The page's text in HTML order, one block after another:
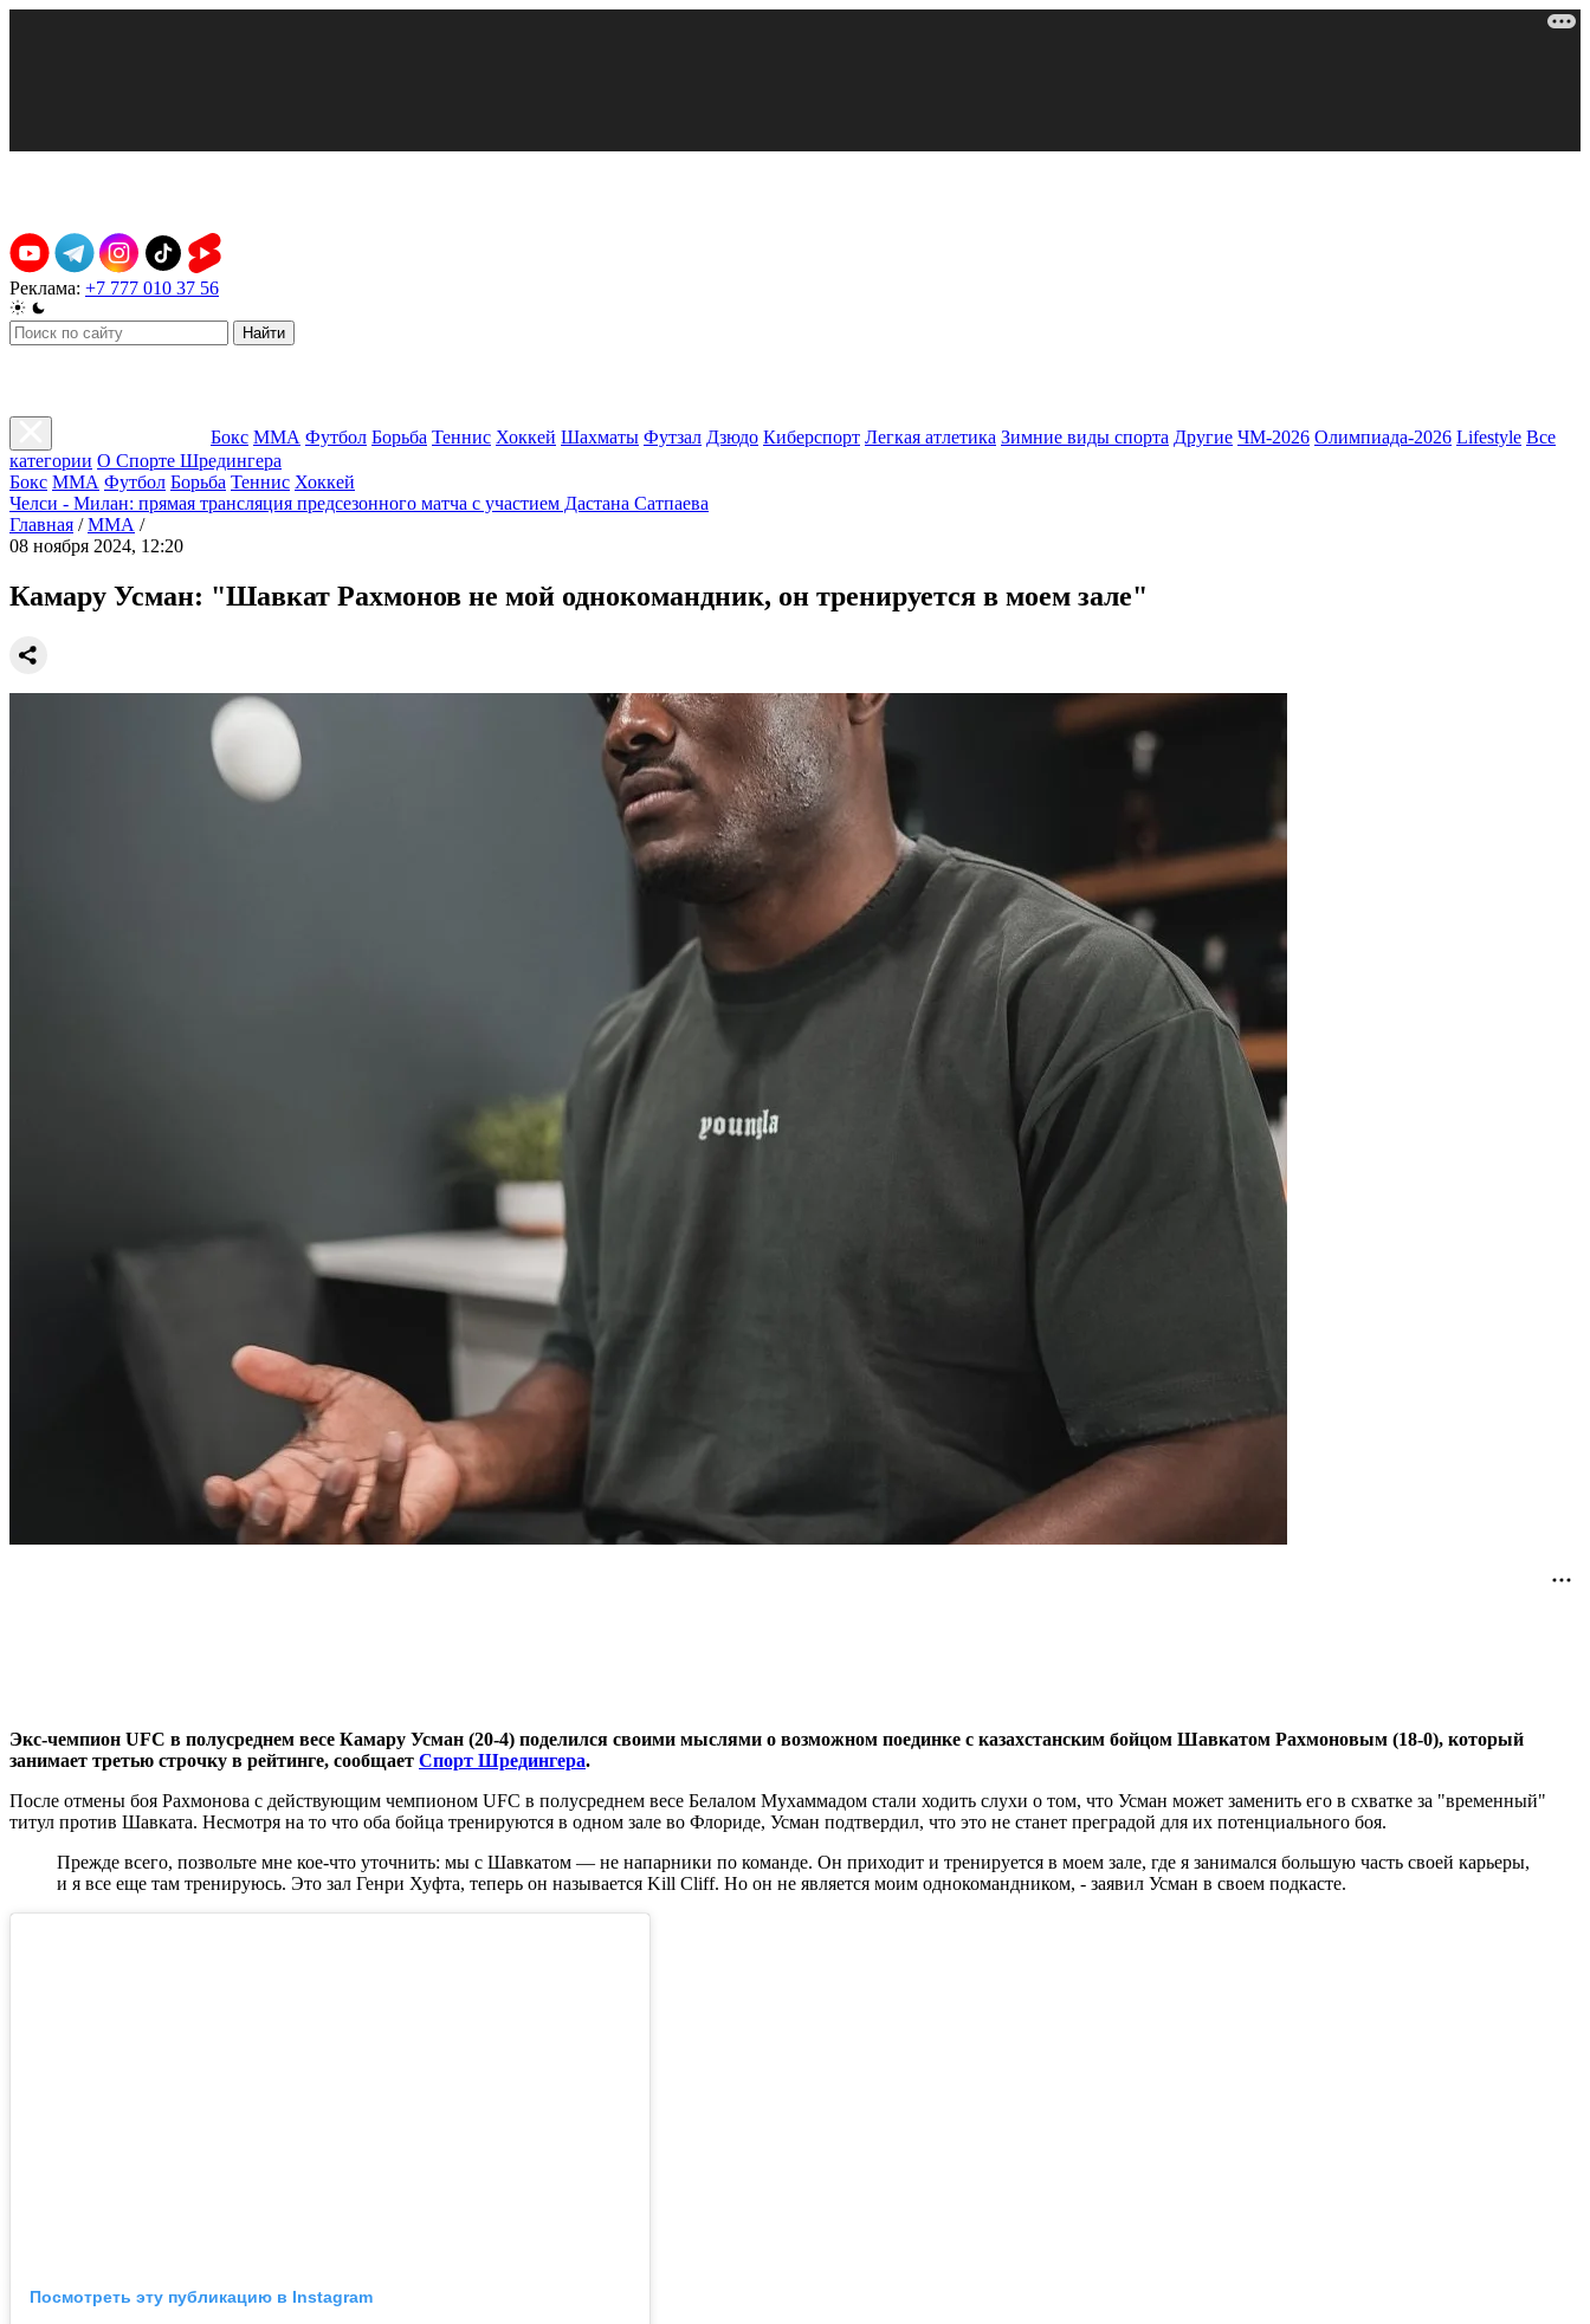
Реклама: +7 777 010 37 56
Найти
Бокс ММА Футбол Борьба Теннис Хоккей Шахматы Футзал Дзюдо Киберспорт Легкая атлетика Зимние виды спорта Другие ЧМ-2026 Олимпиада-2026 Lifestyle Все
категории О Спорте Шредингера
Бокс ММА Футбол Борьба Теннис Хоккей
Челси - Милан: прямая трансляция предсезонного матча с участием Дастана Сатпаева
Главная / ММА /
08 ноября 2024, 12:20
Камару Усман: "Шавкат Рахмонов не мой однокомандник, он тренируется в моем зале"
Экс-чемпион UFC в полусреднем весе Камару Усман (20-4) поделился своими мыслями о возможном поединке с казахстанским бойцом Шавкатом Рахмоновым (18-0), который
занимает третью строчку в рейтинге, сообщает Спорт Шредингера.
После отмены боя Рахмонова с действующим чемпионом UFC в полусреднем весе Белалом Мухаммадом стали ходить слухи о том, что Усман может заменить его в схватке за "временный"
титул против Шавката. Несмотря на то что оба бойца тренируются в одном зале во Флориде, Усман подтвердил, что это не станет преградой для их потенциального боя.
Прежде всего, позвольте мне кое-что уточнить: мы с Шавкатом — не напарники по команде. Он приходит и тренируется в моем зале, где я занимался большую часть своей карьеры,
и я все еще там тренируюсь. Это зал Генри Хуфта, теперь он называется Kill Cliff. Но он не является моим однокомандником, - заявил Усман в своем подкасте.
Посмотреть эту публикацию в Instagram